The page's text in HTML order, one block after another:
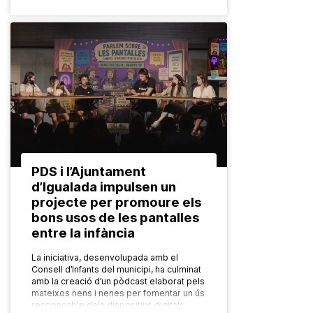
PDS i l’Ajuntament
d’Igualada impulsen un
projecte per promoure els
bons usos de les pantalles
entre la infància
La iniciativa, desenvolupada amb el
Consell d’Infants del municipi, ha culminat
amb la creació d’un pòdcast elaborat pels
mateixos nens i nenes per fomentar un ús
responsable dels dispositius digitals…